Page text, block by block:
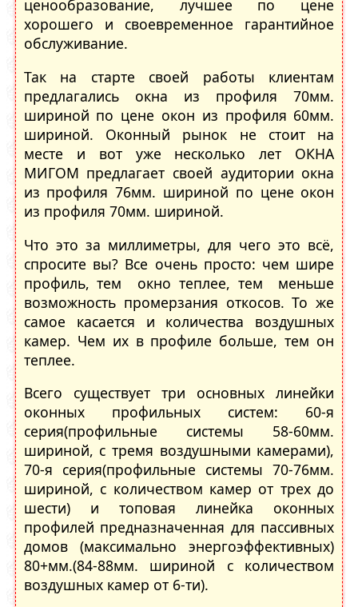
ценообразование, лучшее по цене
хорошего и своевременное гарантийное
обслуживание.
Так на старте своей работы клиентам
предлагались окна из профиля 70мм.
шириной по цене окон из профиля 60мм.
шириной. Оконный рынок не стоит на
месте и вот уже несколько лет ОКНА
МИГОМ предлагает своей аудитории окна
из профиля 76мм. шириной по цене окон
из профиля 70мм. шириной.
Что это за миллиметры, для чего это всё,
спросите вы? Все очень просто: чем шире
профиль, тем окно теплее, тем меньше
возможность промерзания откосов. То же
самое касается и количества воздушных
камер. Чем их в профиле больше, тем он
теплее.
Всего существует три основных линейки
оконных профильных систем: 60-я
серия(профильные системы 58-60мм.
шириной, с тремя воздушными камерами),
70-я серия(профильные системы 70-76мм.
шириной, с количеством камер от трех до
шести) и топовая линейка оконных
профилей предназначенная для пассивных
домов (максимально энергоэффективных)
80+мм.(84-88мм. шириной с количеством
воздушных камер от 6-ти).